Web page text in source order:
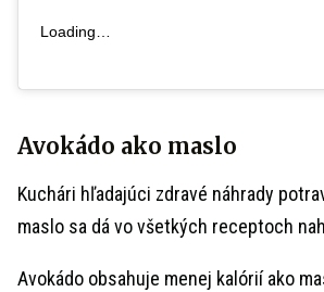
Loading…
Avokádo ako maslo
Kuchári hľadajúci zdravé náhrady
maslo sa dá vo všetkých receptoch
Avokádo obsahuje menej kalórií ako